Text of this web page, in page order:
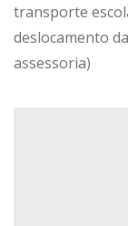
transporte
deslocamento
assessoria)